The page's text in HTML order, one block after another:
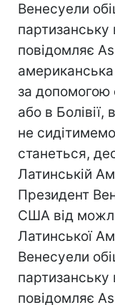
Венесуели
партизанську
повідомляє
за допомогою
або в
не
станеться,
Латинській
Президент
США від
Латинської
Венесуели
партизанську
повідомляє